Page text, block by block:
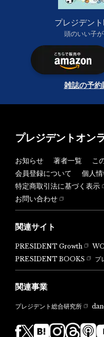
プレジデン
頭のいい子
雑誌の予約
プレジデントオン
お知らせ 著者一覧
こ
会員登録について
個人
特定商取引法に基づく表示
お問い合わせ
関連サイト
PRESIDENT Growth
PRESIDENT BOOKS
プ
関連事業
プレジデント総合研究所